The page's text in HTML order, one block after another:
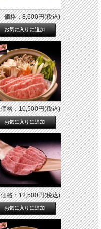
価格：8,600円(税込)
価格：10,500円(税込)
価格：12,500円(税込)